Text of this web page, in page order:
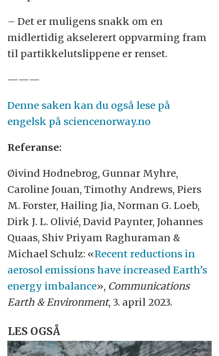
– Det er muligens snakk om en
midlertidig akselerert oppvarming fram
til partikkelutslippene er renset.
———
Denne saken kan du også lese på
engelsk på sciencenorway.no
Referanse:
Øivind Hodnebrog, Gunnar Myhre,
Caroline Jouan, Timothy Andrews, Piers
M. Forster, Hailing Jia, Norman G. Loeb,
Dirk J. L. Olivié, David Paynter, Johannes
Quaas, Shiv Priyam Raghuraman &
Michael Schulz: «Recent reductions in
aerosol emissions have increased Earth’s
energy imbalance», Communications
Earth & Environment, 3. april 2023.
LES OGSÅ